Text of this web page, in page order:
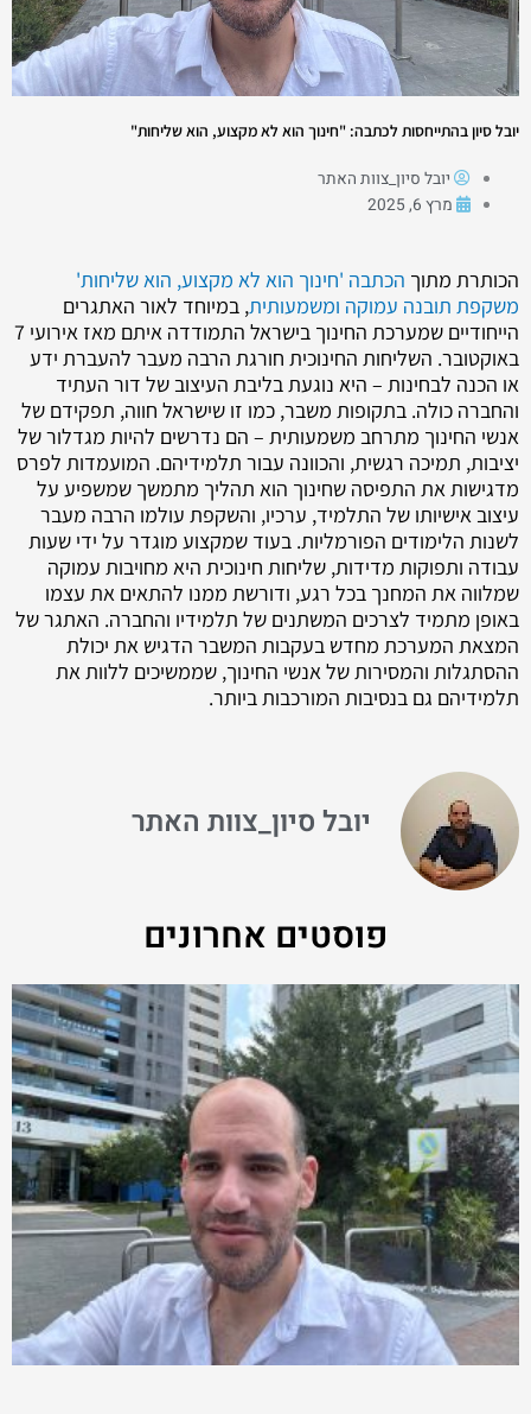
יובל סיון בהתייחסות לכתבה: "חינוך הוא לא מקצוע, הוא שליחות"
יובל סיון_צוות האתר
מרץ 6, 2025
הכותרת מתוך הכתבה 'חינוך הוא לא מקצוע, הוא שליחות'
משקפת תובנה עמוקה ומשמעותית, במיוחד לאור האתגרים
הייחודיים שמערכת החינוך בישראל התמודדה איתם מאז אירועי 7
באוקטובר. השליחות החינוכית חורגת הרבה מעבר להעברת ידע
או הכנה לבחינות – היא נוגעת בליבת העיצוב של דור העתיד
והחברה כולה. בתקופות משבר, כמו זו שישראל חווה, תפקידם של
אנשי החינוך מתרחב משמעותית – הם נדרשים להיות מגדלור של
יציבות, תמיכה רגשית, והכוונה עבור תלמידיהם. המועמדות לפרס
מדגישות את התפיסה שחינוך הוא תהליך מתמשך שמשפיע על
עיצוב אישיותו של התלמיד, ערכיו, והשקפת עולמו הרבה מעבר
לשנות הלימודים הפורמליות. בעוד שמקצוע מוגדר על ידי שעות
עבודה ותפוקות מדידות, שליחות חינוכית היא מחויבות עמוקה
שמלווה את המחנך בכל רגע, ודורשת ממנו להתאים את עצמו
באופן מתמיד לצרכים המשתנים של תלמידיו והחברה. האתגר של
המצאת המערכת מחדש בעקבות המשבר הדגיש את יכולת
ההסתגלות והמסירות של אנשי החינוך, שממשיכים ללוות את
תלמידיהם גם בנסיבות המורכבות ביותר.
יובל סיון_צוות האתר
פוסטים אחרונים